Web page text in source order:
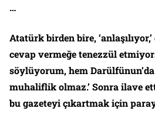
…
Atatürk birden bire, ‘anlaşılıyor,’
cevap vermeğe tenezzül
söylüyorum, hem
muhaliflik olmaz.’ Sonra ilave
bu gazeteyi çıkartmak için